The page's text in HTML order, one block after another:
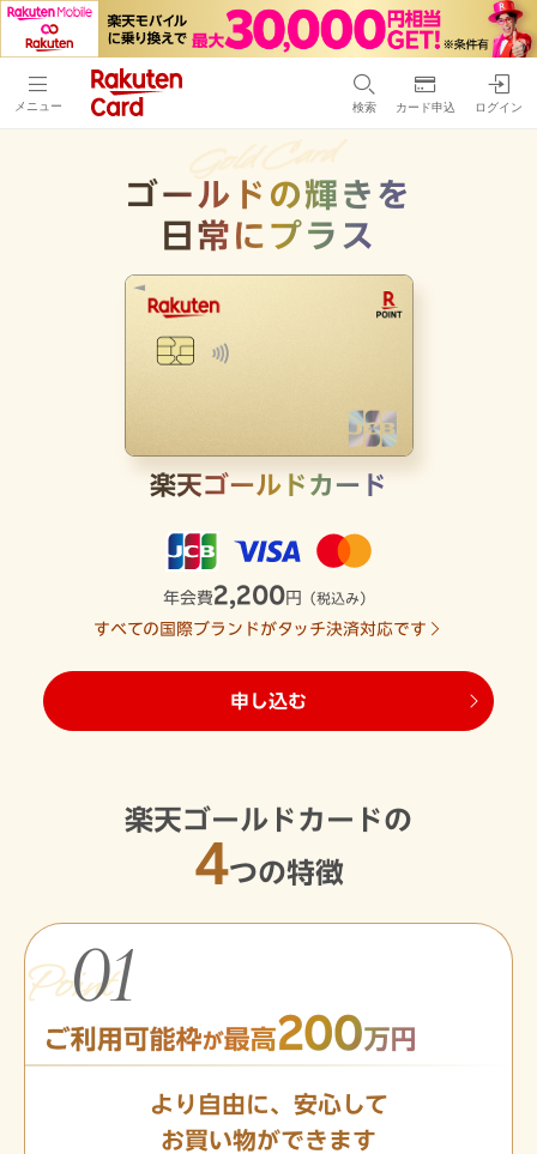
メニュー 検索 カード申込 ログイン
ゴールドの輝きを
日常にプラス
楽天ゴールドカード
年会費2,200円 （税込み）
すべての国際ブランドがタッチ決済対応です
申し込む
楽天ゴールドカードの
4つの特徴
より自由に、安心して
お買い物ができます